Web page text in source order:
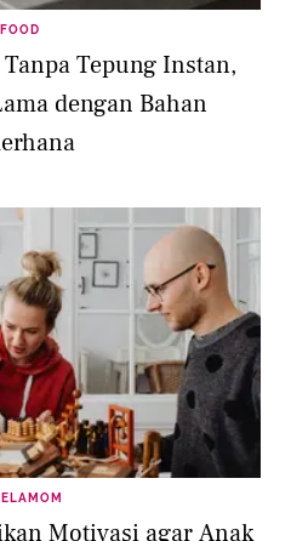
FOOD
Tepung Instan,
dengan Bahan
Motivasi agar Anak